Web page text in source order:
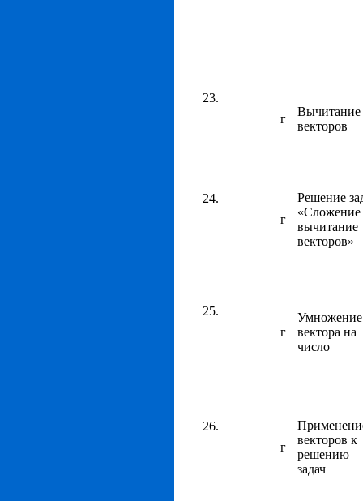
г
Вычитание
векторов
г
Решение
«Сложение
вычитание
векторов»
г
Умножение
вектора на
число
г
векторов к
решению
задач